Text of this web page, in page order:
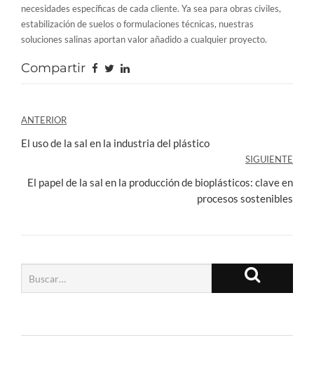
necesidades específicas de cada cliente. Ya sea para obras civiles,
estabilización de suelos o formulaciones técnicas, nuestras
soluciones salinas aportan valor añadido a cualquier proyecto.
Compartir
Navegación
de
entradas
ANTERIOR
El uso de la sal en la industria del plástico
SIGUIENTE
El papel de la sal en la producción de bioplásticos: clave en
procesos sostenibles